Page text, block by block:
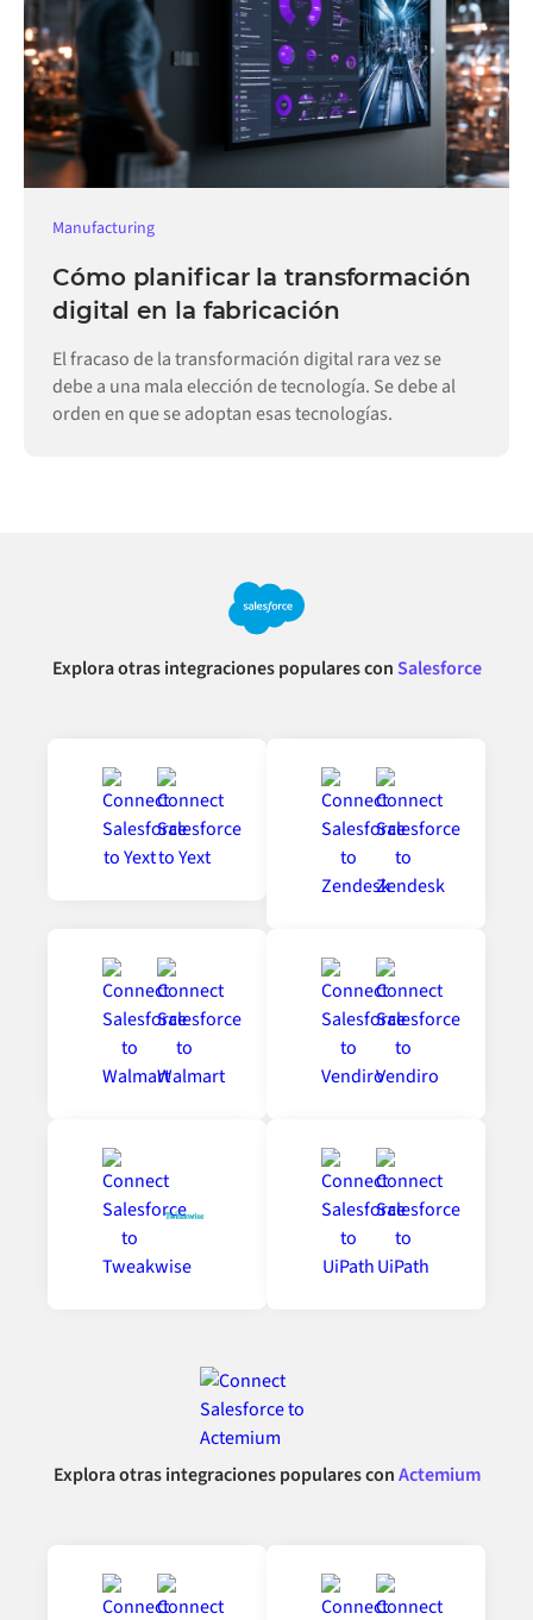
Manufacturing
Cómo planificar la transformación
digital en la fabricación
El fracaso de la transformación digital rara vez se
debe a una mala elección de tecnología. Se debe al
orden en que se adoptan esas tecnologías.
Explora otras integraciones populares conSalesforce
Explora otras integraciones populares conActemium